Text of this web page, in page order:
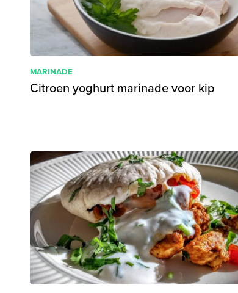
MARINADE
Citroen yoghurt marinade voor kip